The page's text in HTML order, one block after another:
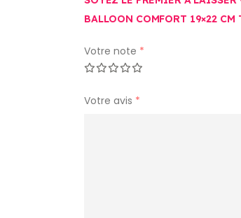
BALLOON COMFORT 19×22 CM
Votre note *
Votre avis *